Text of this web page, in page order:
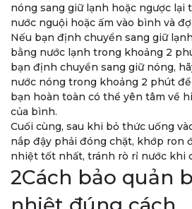
nóng sang giữ lạnh hoặc ngược lại
nước nguội hoặc ấm vào bình và
Nếu bạn định chuyển sang giữ
bằng nước lạnh trong khoảng 2
bạn định chuyển sang giữ nóng,
nước nóng trong khoảng 2 phút để
bạn hoàn toàn có thể yên tâm về
của bình.
Cuối cùng, sau khi bỏ thức uống
nắp đậy phải đóng chặt, khớp ron
nhiệt tốt nhất, tránh rò rỉ nước khi
2Cách bảo quản